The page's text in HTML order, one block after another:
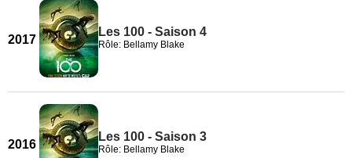
2017
Les 100 - Saison 4
Rôle: Bellamy Blake
2016
Les 100 - Saison 3
Rôle: Bellamy Blake